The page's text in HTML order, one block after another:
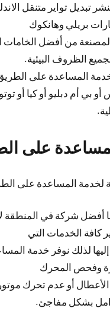
تبديل تواير متنقل
بريلي وهانكوك
من أفضل الخامات
الظروف البيئية.
المساعدة على
بي أم دبليو أو كيا أو
على
لخدمة المساعدة على
أفضل شركة في
كافة الخدمات التي
إليها لذلك نوفر خدمة
وفحص المحرك
أو عدم تحرك
بشكل مفاجئ.